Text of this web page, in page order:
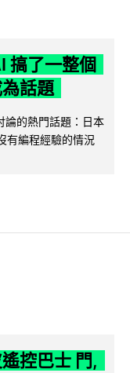
搞了一整個
話題
論的熱門話題：日本
有編程經驗的情況
控巴士 門,